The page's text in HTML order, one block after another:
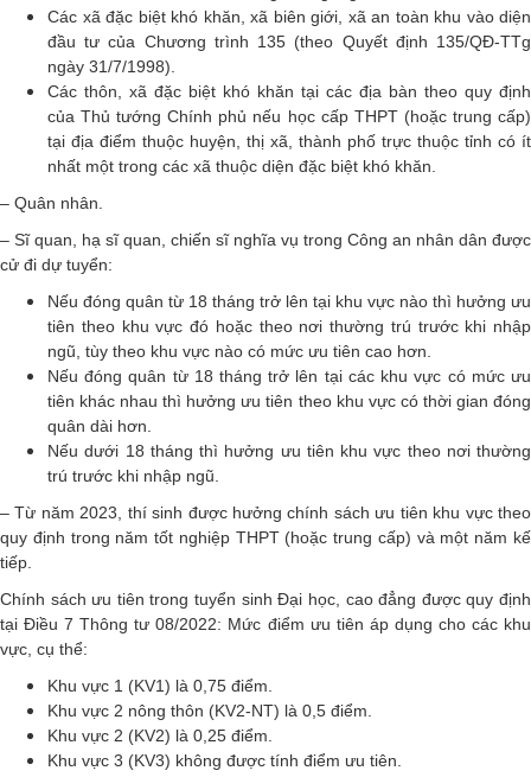
Các xã đặc biệt khó khăn, xã biên giới, xã an toàn khu vào diện
đầu tư của Chương trình 135 (theo Quyết định 135/QĐ-TTg
ngày 31/7/1998).
Các thôn, xã đặc biệt khó khăn tại các địa bàn theo quy định
của Thủ tướng Chính phủ nếu học cấp THPT (hoặc trung cấp)
tại địa điểm thuộc huyện, thị xã, thành phố trực thuộc tỉnh có ít
nhất một trong các xã thuộc diện đặc biệt khó khăn.
– Quân nhân.
– Sĩ quan, hạ sĩ quan, chiến sĩ nghĩa vụ trong Công an nhân dân được
cử đi dự tuyển:
Nếu đóng quân từ 18 tháng trở lên tại khu vực nào thì hưởng ưu
tiên theo khu vực đó hoặc theo nơi thường trú trước khi nhập
ngũ, tùy theo khu vực nào có mức ưu tiên cao hơn.
Nếu đóng quân từ 18 tháng trở lên tại các khu vực có mức ưu
tiên khác nhau thì hưởng ưu tiên theo khu vực có thời gian đóng
quân dài hơn.
Nếu dưới 18 tháng thì hưởng ưu tiên khu vực theo nơi thường
trú trước khi nhập ngũ.
– Từ năm 2023, thí sinh được hưởng chính sách ưu tiên khu vực theo
quy định trong năm tốt nghiệp THPT (hoặc trung cấp) và một năm kế
tiếp.
Chính sách ưu tiên trong tuyển sinh Đại học, cao đẳng được quy định
tại Điều 7 Thông tư 08/2022: Mức điểm ưu tiên áp dụng cho các khu
vực, cụ thể:
Khu vực 1 (KV1) là 0,75 điểm.
Khu vực 2 nông thôn (KV2-NT) là 0,5 điểm.
Khu vực 2 (KV2) là 0,25 điểm.
Khu vực 3 (KV3) không được tính điểm ưu tiên.